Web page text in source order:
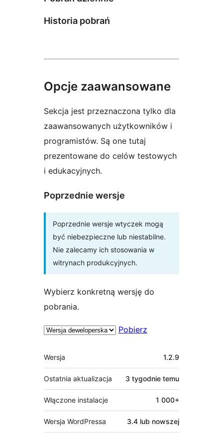
Historia pobrań
Opcje zaawansowane
Sekcja jest przeznaczona tylko dla
zaawansowanych użytkowników i
programistów. Są one tutaj
prezentowane do celów testowych
i edukacyjnych.
Poprzednie wersje
Poprzednie wersje wtyczek mogą
być niebezpieczne lub niestabilne.
Nie zalecamy ich stosowania w
witrynach produkcyjnych.
Wybierz konkretną wersję do
pobrania.
Pobierz
Meta
Wersja 1.2.9
Ostatnia aktualizacja 3 tygodnie temu
Włączone instalacje 1 000+
Wersja WordPressa 3.4 lub nowszej